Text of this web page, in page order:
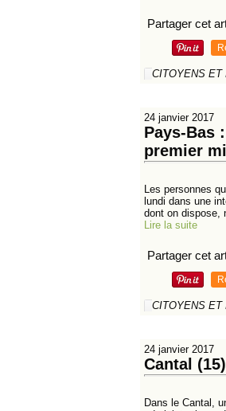
Partager cet
CITOYENS ET
24 janvier 2017
Pays-Bas
premier
Les personnes
lundi dans une
dont on dispose,
Lire la suite
Partager cet
CITOYENS ET
24 janvier 2017
Cantal
Dans le Cantal,